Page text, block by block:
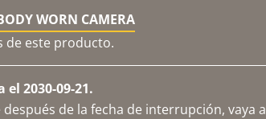
WORN CAMERA
de este producto.
2030-09-21.
de la fecha de interrupción, vaya a